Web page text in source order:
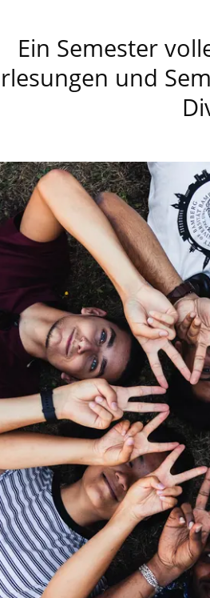
Ein Semester
und